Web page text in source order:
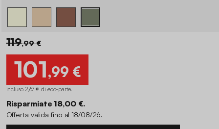
119,99 €
101,99 €
incluso 2,67 € di eco-parte.
Risparmiate 18,00 €.
Offerta valida fino al 18/08/26.